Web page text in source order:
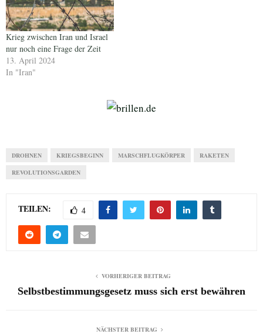
Krieg zwischen Iran und Israel
nur noch eine Frage der Zeit
13. April 2024
In "Iran"
DROHNEN KRIEGSBEGINN MARSCHFLUGKÖRPER RAKETEN
REVOLUTIONSGARDEN
TEILEN: 4
VORHERIGER BEITRAG
Selbstbestimmungsgesetz muss sich erst bewähren
NÄCHSTER BEITRAG